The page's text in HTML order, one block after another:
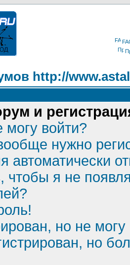
http://
и
войти?
нужно
автоматически
чтобы я не
но не могу
но